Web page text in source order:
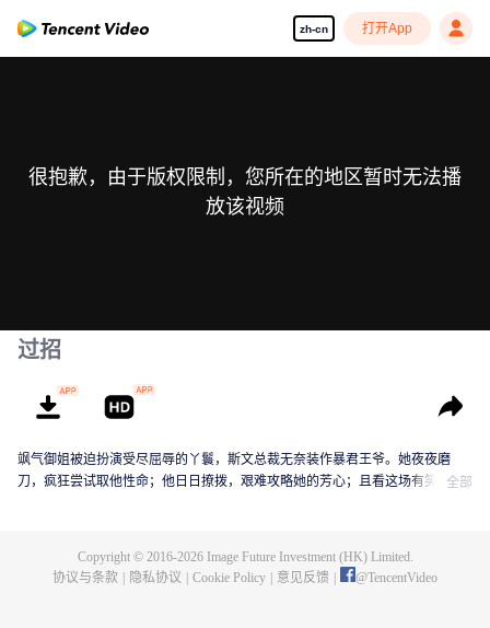
zh-cn 打开App
很抱歉，由于版权限制，您所在的地区暂时无法播
放该视频
过招
飒气御姐被迫扮演受尽屈辱的丫鬟，斯文总裁无奈装作暴君王爷。她夜夜磨
刀，疯狂尝试取他性命；他日日撩拨，艰难攻略她的芳心；且看这场有笑有撩
全部
Copyright © 2016-2026Image Future Investment (HK) Limited.
协议与条款
隐私协议 Cookie Policy 意见反馈 @TencentVideo